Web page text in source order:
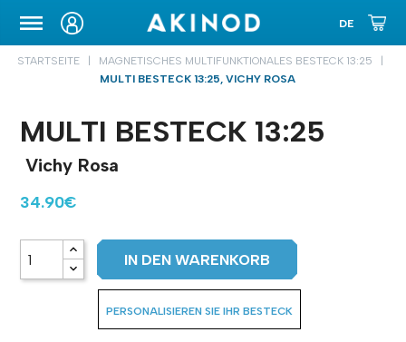
TRANSPORTETUI
STARTSEITE
MAGNETISCHES MULTIFUNKTIONALES BESTECK 13:25
MULTI BESTECK 13:25, VICHY ROSA
MULTI BESTECK 13:25
Vichy Rosa
34.90€
IN DEN WARENKORB
PERSONALISIEREN SIE IHR BESTECK